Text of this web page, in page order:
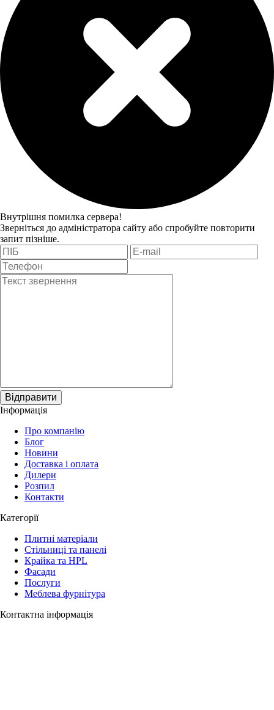
Внутрішня помилка сервера!
Зверніться до адміністратора сайту або спробуйте повторити
запит пізніше.
Відправити
Інформація
Про компанію
Блог
Новини
Доставка і оплата
Дилери
Розпил
Контакти
Категорії
Плитні матеріали
Стільниці та панелі
Крайка та HPL
Фасади
Послуги
Меблева фурнітура
Контактна інформація